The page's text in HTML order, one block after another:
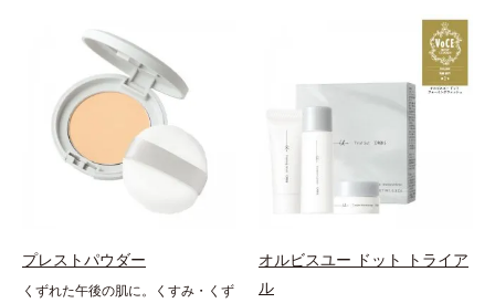
と皮脂のバランスを整え、乾燥＆ベ
タつきレスに。さらに毛穴周りの肌
にうるおいを与え、キュッと引き締
め＆ハリ感をUPさせます。また皮
脂を感知するとギュッと固まる膜を
採用。ファンデーションのくずれや
毛穴落ちを防ぎ、キレイが長持ちし
ます。軽やかにのびるリキッドが肌
ぱらないここちよい密着感で、さま
ざまなタイプのファンデと併用でき
(*4)」を搭載。紫外線を浴びた膜が
厚く強靭に進化することで、紫外線
が強い環境でも汗やくずれから肌を
守り、美容成分(*5)の浸透を促進
(*6)します。有効成分「ナイアシン
アミド」配合。真皮のコラーゲン産
生を促進し今あるシワを改善。メラ
ニンの受け渡しを抑制することで、
プローチ。保湿成分が日中の肌にも
うるおいを与え、明るくなめらかな
プレストパウダー
くずれた午後の肌に。くすみ・くず
オルビスユー ドット トライア
ル